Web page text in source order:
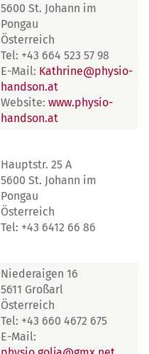
5600 St. Johann im
Pongau
Österreich
Tel: +43 664 523 57 98
E-Mail: Kathrine@physio-
handson.at
Website: www.physio-
handson.at
Hauptstr. 25 A
5600 St. Johann im
Pongau
Österreich
Tel: +43 6412 66 86
Niederaigen 16
5611 Großarl
Österreich
Tel: +43 660 4672 675
E-Mail: